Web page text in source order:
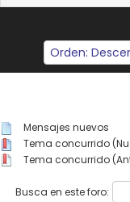
Mensajes nuevos
Tema concurrido
Tema concurrido
Busca en este foro: